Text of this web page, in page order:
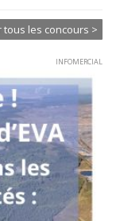
tous les concours >
INFOMERCIAL